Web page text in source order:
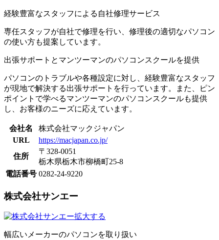
経験豊富なスタッフによる自社修理サービス
専任スタッフが自社で修理を行い、修理後の適切なパソコン
の使い方も提案しています。
出張サポートとマンツーマンのパソコンスクールを提供
​パソコンのトラブルや各種設定に対し、経験豊富なスタッフ
が現地で解決する出張サポートを行っています。また、ピン
ポイントで学べるマンツーマンのパソコンスクールも提供
し、お客様のニーズに応えています。
会社名
株式会社マックジャパン
URL
https://macjapan.co.jp/
住所
〒328-0051
栃木県栃木市柳橋町25-8
電話番号 0282-24-9220
株式会社サンエー
拡大する
幅広いメーカーのパソコンを取り扱い